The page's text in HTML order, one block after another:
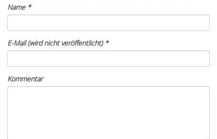
Name*
E-Mail (wird nicht veröffentlicht)*
Kommentar